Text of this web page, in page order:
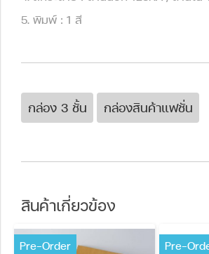
5. พิมพ์ : 1 สี
กล่อง 3 ชั้น กล่องสินค้าแฟชั่น
สินค้าเกี่ยวข้อง
Pre-Order Pre-